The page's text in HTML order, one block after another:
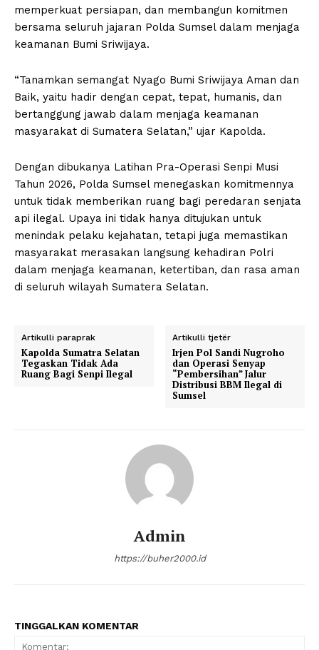
News Week
Magazine PRO
memperkuat persiapan, dan membangun komitmen
bersama seluruh jajaran Polda Sumsel dalam menjaga
keamanan Bumi Sriwijaya.
“Tanamkan semangat Nyago Bumi Sriwijaya Aman dan
Baik, yaitu hadir dengan cepat, tepat, humanis, dan
bertanggung jawab dalam menjaga keamanan
masyarakat di Sumatera Selatan,” ujar Kapolda.
Dengan dibukanya Latihan Pra-Operasi Senpi Musi
Tahun 2026, Polda Sumsel menegaskan komitmennya
untuk tidak memberikan ruang bagi peredaran senjata
api ilegal. Upaya ini tidak hanya ditujukan untuk
menindak pelaku kejahatan, tetapi juga memastikan
masyarakat merasakan langsung kehadiran Polri
dalam menjaga keamanan, ketertiban, dan rasa aman
di seluruh wilayah Sumatera Selatan.
Artikulli paraprak
Kapolda Sumatra Selatan
Tegaskan Tidak Ada
Ruang Bagi Senpi Ilegal
Artikulli tjetër
Irjen Pol Sandi Nugroho
dan Operasi Senyap
“Pembersihan” Jalur
Distribusi BBM Ilegal di
Sumsel
Admin
https://buher2000.id
TINGGALKAN KOMENTAR